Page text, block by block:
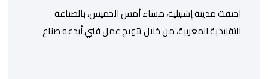
احتفت مدينة إشبيلية، مساء أمس الخميس، بالصناعة
التقليدية المغربية، من خلال تتويج عمل فني أبدعه صناع